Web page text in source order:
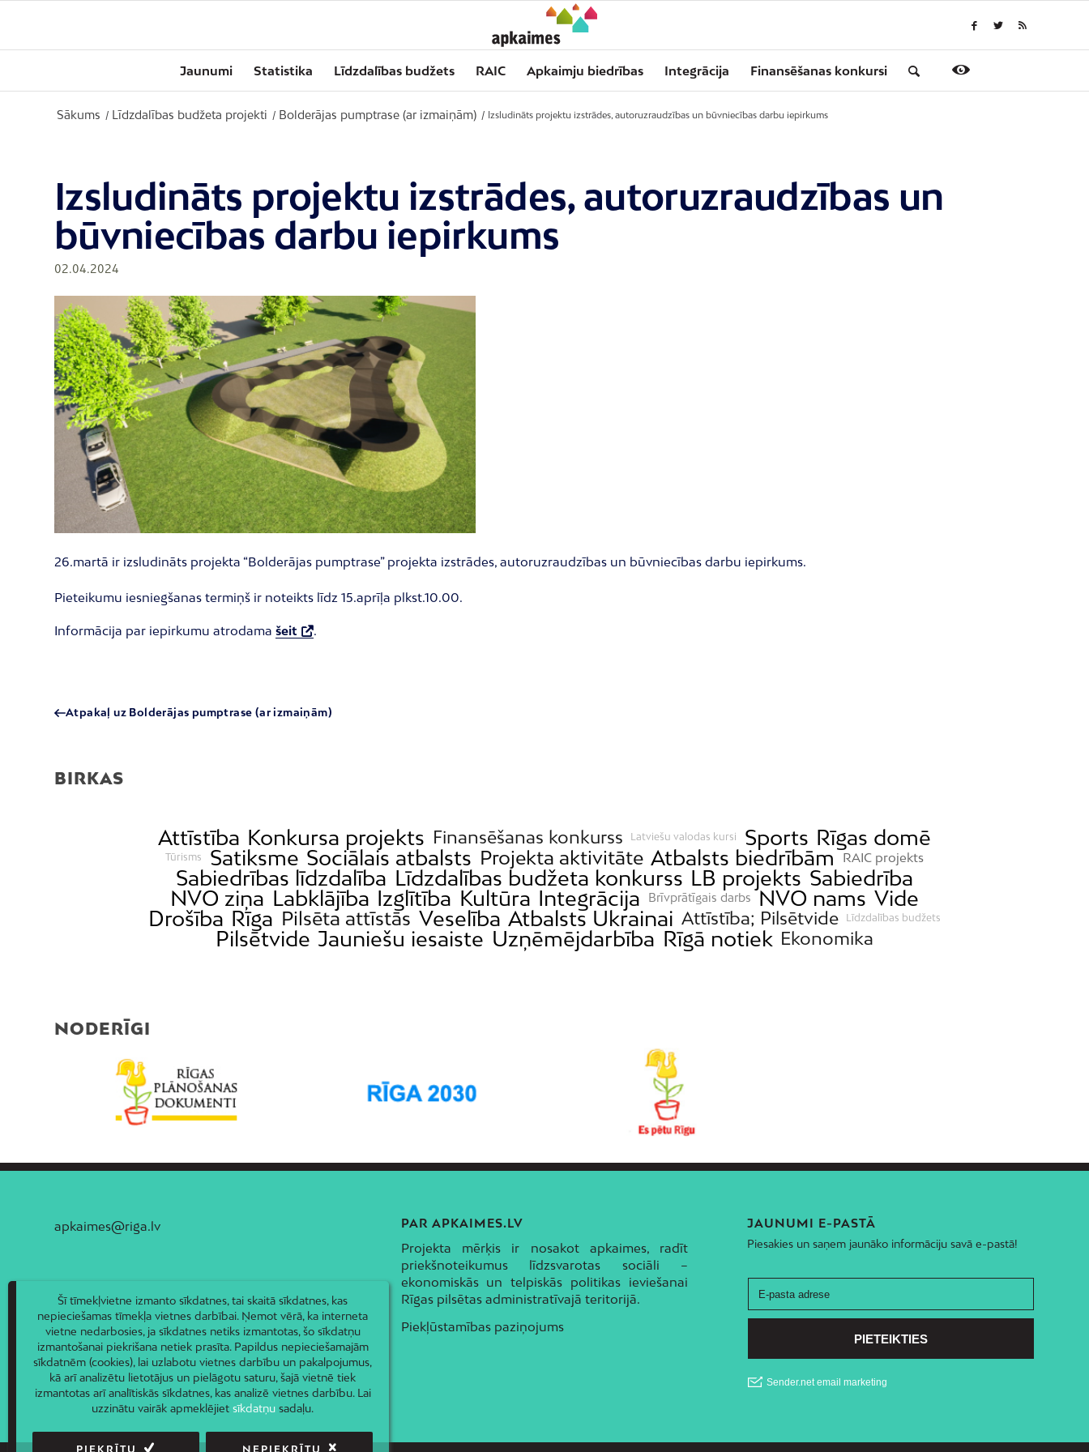
Jaunumi Statistika Līdzdalības budžets RAIC Apkaimju biedrības Integrācija Finansēšanas konkursi
Sākums / Līdzdalības budžeta projekti / Bolderājas pumptrase (ar izmaiņām) / Izsludināts projektu izstrādes, autoruzraudzības un būvniecības darbu iepirkums
Izsludināts projektu izstrādes, autoruzraudzības un
būvniecības darbu iepirkums
02.04.2024
26.martā ir izsludināts projekta “Bolderājas pumptrase” projekta izstrādes, autoruzraudzības un būvniecības darbu iepirkums.
Pieteikumu iesniegšanas termiņš ir noteikts līdz 15.aprīļa plkst.10.00.
Informācija par iepirkumu atrodama šeit .
Atpakaļ uz Bolderājas pumptrase (ar izmaiņām)
BIRKAS
Attīstība Konkursa projekts Finansēšanas konkurss Latviešu valodas kursi Sports Rīgas domē
Tūrisms Satiksme Sociālais atbalsts Projekta aktivitāte Atbalsts biedrībām RAIC projekts
Sabiedrības līdzdalība Līdzdalības budžeta konkurss LB projekts Sabiedrība
NVO ziņa Labklājība Izglītība Kultūra Integrācija Brīvprātīgais darbs NVO nams Vide
Drošība Rīga Pilsēta attīstās Veselība Atbalsts Ukrainai Attīstība; Pilsētvide Līdzdalības budžets
Pilsētvide Jauniešu iesaiste Uzņēmējdarbība Rīgā notiek Ekonomika
NODERĪGI
apkaimes@riga.lv PAR APKAIMES.LV
Projekta mērķis ir nosakot apkaimes, radīt
priekšnoteikumus līdzsvarotas sociāli –
ekonomiskās un telpiskās politikas ieviešanai
Rīgas pilsētas administratīvajā teritorijā.
Piekļūstamības paziņojums
JAUNUMI E-PASTĀ
Piesakies un saņem jaunāko informāciju savā e-pastā!
Šī tīmekļvietne izmanto sīkdatnes, tai skaitā sīkdatnes, kas
nepieciešamas tīmekļa vietnes darbībai. Ņemot vērā, ka interneta
vietne nedarbosies, ja sīkdatnes netiks izmantotas, šo sīkdatņu
izmantošanai piekrišana netiek prasīta. Papildus nepieciešamajām
sīkdatnēm (cookies), lai uzlabotu vietnes darbību un pakalpojumus,
kā arī analizētu lietotājus un pielāgotu saturu, šajā vietnē tiek
izmantotas arī analītiskās sīkdatnes, kas analizē vietnes darbību. Lai
uzzinātu vairāk apmeklējietsīkdatņu sadaļu.
PIEKRĪTU NEPIEKRĪTU